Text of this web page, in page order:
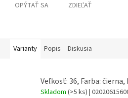
OPÝTAŤ SA ZDIEĽAŤ
Varianty Popis Diskusia
Veľkosť: 36, Farba: čierna,
Skladom (>5 ks) |